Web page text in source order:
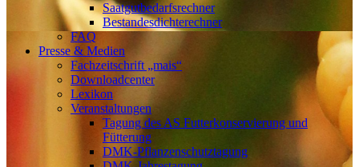
Saatgutbedarfsrechner
Bestandesdichterechner
FAQ
Presse & Medien
Fachzeitschrift „mais“
Downloadcenter
Lexikon
Veranstaltungen
Tagung des AS Futterkonservierung und
Fütterung
DMK-Pflanzenschutztagung